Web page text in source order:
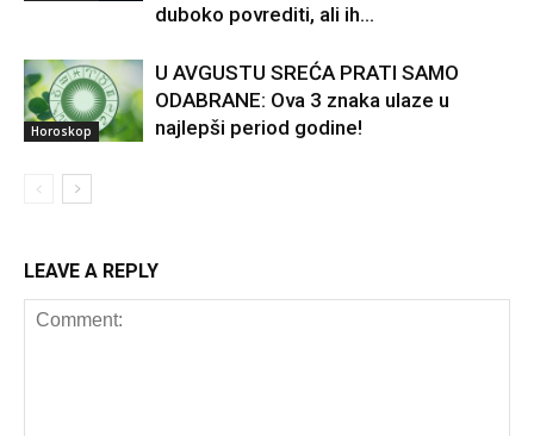
duboko povrediti, ali ih...
Horoskop
U AVGUSTU SREĆA PRATI SAMO
ODABRANE: Ova 3 znaka ulaze u
najlepši period godine!
LEAVE A REPLY